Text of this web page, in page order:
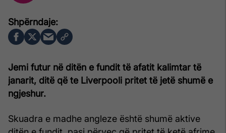
Jemi futur në ditën e fundit të afatit kalimtar të
janarit, ditë që te Liverpooli pritet të jetë shumë e
ngjeshur.
Skuadra e madhe angleze është shumë aktive